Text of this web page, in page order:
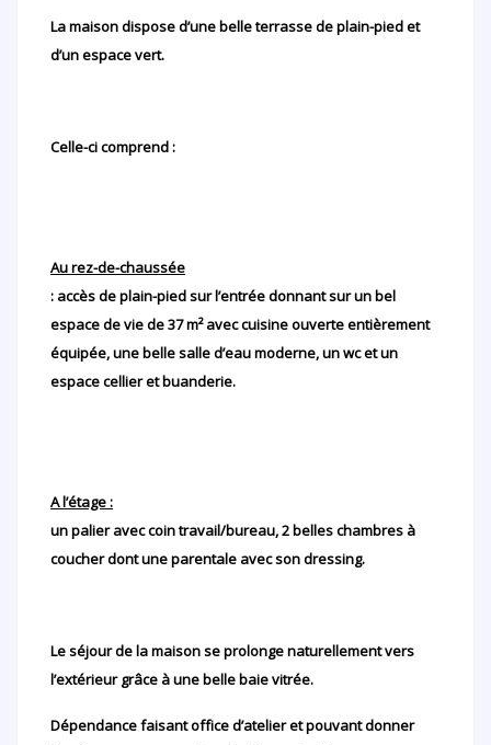
La maison dispose d’une belle terrasse de plain-pied et
d’un espace vert.
Celle-ci comprend :
Au rez-de-chaussée
: accès de plain-pied sur l’entrée donnant sur un bel
espace de vie de 37 m² avec cuisine ouverte entièrement
équipée, une belle salle d’eau moderne, un wc et un
espace cellier et buanderie.
A l’étage :
un palier avec coin travail/bureau, 2 belles chambres à
coucher dont une parentale avec son dressing.
Le séjour de la maison se prolonge naturellement vers
l’extérieur grâce à une belle baie vitrée.
Dépendance faisant office d’atelier et pouvant donner